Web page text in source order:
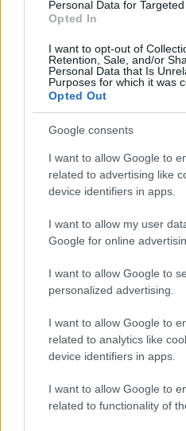
Personal Data for Targeted
Opted In
I want to opt-out of
Retention, Sale, and/or
Personal Data that Is
Purposes for which it was
Opted Out
Google consents
I want to allow Google to
related to advertising like
device identifiers in apps.
I want to allow my user
Google for online
I want to allow Google to
personalized advertising.
I want to allow Google to
related to analytics like
device identifiers in apps.
I want to allow Google to
related to functionality of
A modern kor igényeit
művészeti terek, műhelyek,
koncerttermek, a régió
kreatív ipar egyedi
utcájában, közösségi park,
kávézók is helyet kaptak a
Tudományegyetem
Társadalom- és
A Zsolnay Negyed jelentős
a Pécsre látogató turisták
554.000 látogató vett részt
3000 program és kiállítás